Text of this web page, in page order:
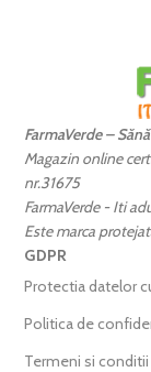
FarmaVerde –
Magazin online
nr.31675
FarmaVerde - Iti
Este marca
GDPR
Protectia datelor
Politica de
Termeni si conditii